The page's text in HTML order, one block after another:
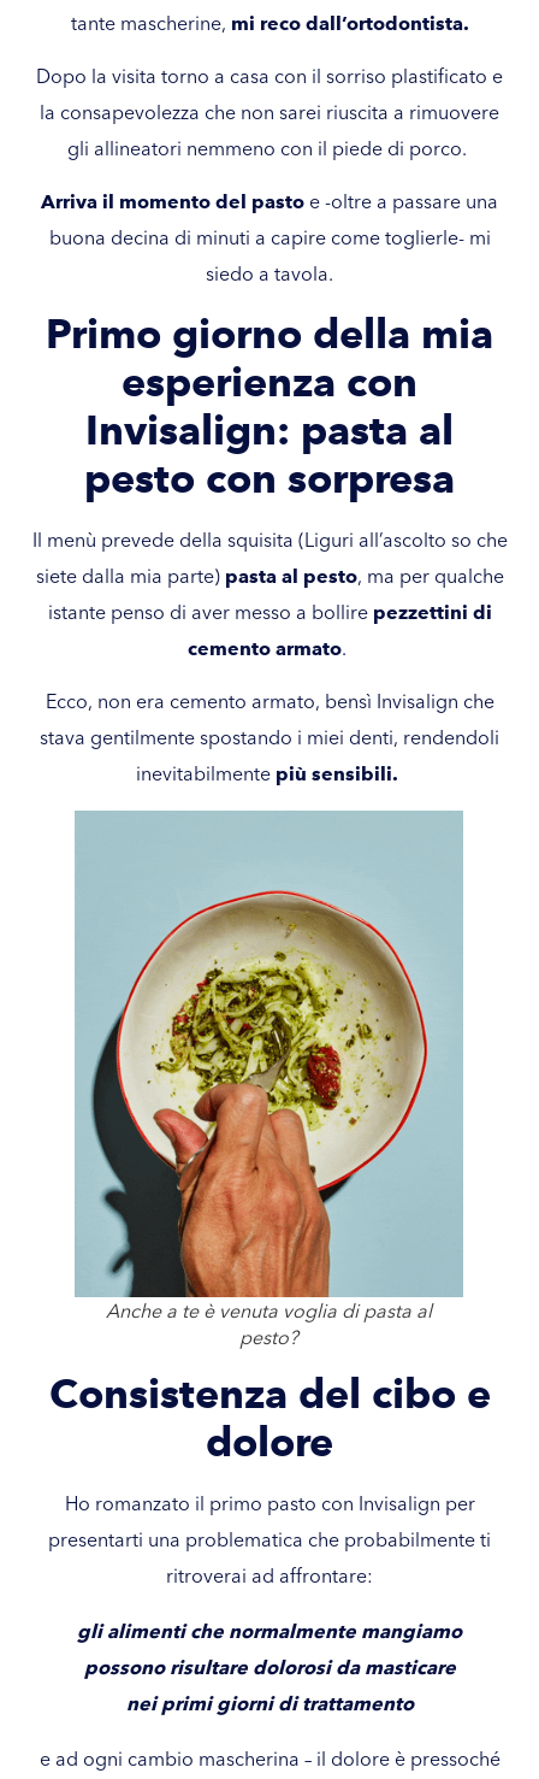
tante mascherine, mi reco dall’ortodontista.
Dopo la visita torno a casa con il sorriso plastificato e
la consapevolezza che non sarei riuscita a rimuovere
gli allineatori nemmeno con il piede di porco.
Arriva il momento del pasto e -oltre a passare una
buona decina di minuti a capire come toglierle- mi
siedo a tavola.
Primo giorno della mia
esperienza con
Invisalign: pasta al
pesto con sorpresa
Il menù prevede della squisita (Liguri all’ascolto so che
siete dalla mia parte) pasta al pesto, ma per qualche
istante penso di aver messo a bollirepezzettini di
cemento armato.
Ecco, non era cemento armato, bensì Invisalign che
stava gentilmente spostando i miei denti, rendendoli
inevitabilmente più sensibili.
Anche a te è venuta voglia di pasta al
pesto?
Consistenza del cibo e
dolore
Ho romanzato il primo pasto con Invisalign per
presentarti una problematica che probabilmente ti
ritroverai ad affrontare:
gli alimenti che normalmente mangiamo
possono risultare dolorosi da masticare
nei primi giorni di trattamento
e ad ogni cambio mascherina – il dolore è pressoché